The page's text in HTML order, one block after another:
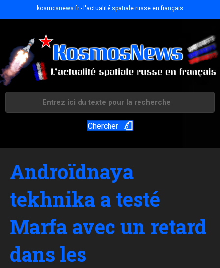
kosmosnews.fr - l'actualité spatiale russe en français
Chercher
Androïdnaya
tekhnika a testé
Marfa avec un retard
dans les